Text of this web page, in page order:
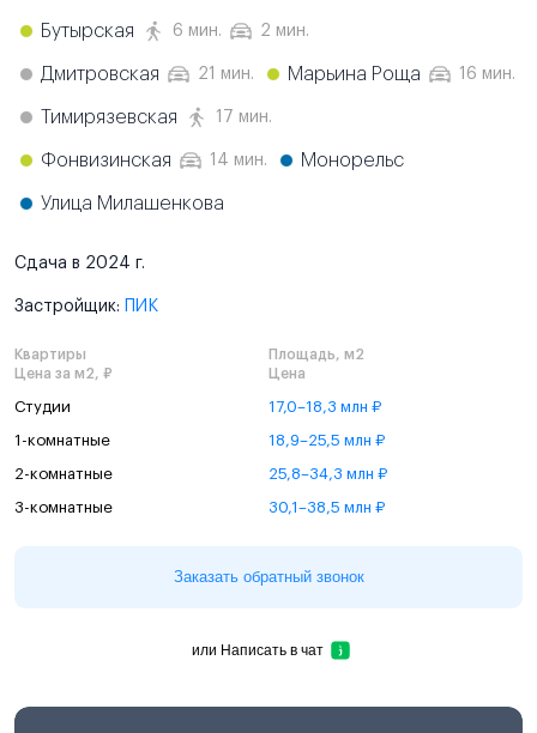
Бутырская 6 мин. 2 мин.
Дмитровская 21 мин. Марьина Роща 16 мин.
Тимирязевская 17 мин.
Фонвизинская 14 мин. Монорельс
Улица Милашенкова
Сдача в 2024 г.
Застройщик: ПИК
Квартиры
Площадь, м2
Цена за м2, ₽
Цена
Студии 17,0–18,3 млн ₽
1-комнатные 18,9–25,5 млн ₽
2-комнатные 25,8–34,3 млн ₽
3-комнатные 30,1–38,5 млн ₽
Заказать обратный звонок
или Написать в чат